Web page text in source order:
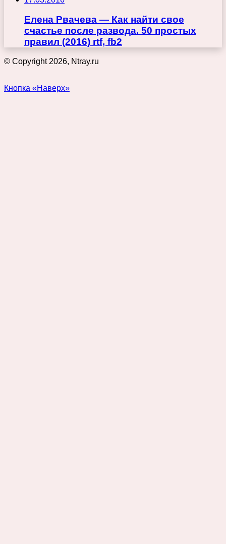
Елена Рвачева — Как найти свое
счастье после развода. 50 простых
правил (2016) rtf, fb2
© Copyright 2026, Ntray.ru
Кнопка «Наверх»